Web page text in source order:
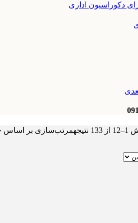
دکوراسیون اداری
نتیجه مرتب‌سازی بر اساس